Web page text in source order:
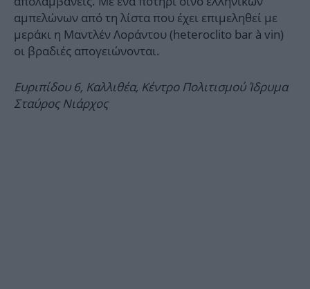
αμπελώνων από τη λίστα που έχει επιμεληθεί με
μεράκι η Μαντλέν Λοράντου (heteroclito bar à vin)
οι βραδιές απογειώνονται.
Ευριπίδου 6, Καλλιθέα, Κέντρο Πολιτισμού Ίδρυμα
Σταύρος Νιάρχος